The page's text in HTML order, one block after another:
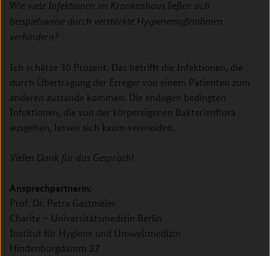
Wie viele Infektionen im Krankenhaus ließen sich
beispielsweise durch verstärkte Hygienemaßnahmen
verhindern?
Ich schätze 30 Prozent. Das betrifft die Infektionen, die
durch Übertragung der Erreger von einem Patienten zum
anderen zustande kommen. Die endogen bedingten
Infektionen, die von der körpereigenen Bakterienflora
ausgehen, lassen sich kaum vermeiden.
Vielen Dank für das Gespräch!
Ansprechpartnerin:
Prof. Dr. Petra Gastmeier
Charité – Universitätsmedizin Berlin
Institut für Hygiene und Umweltmedizin
Hindenburgdamm 27